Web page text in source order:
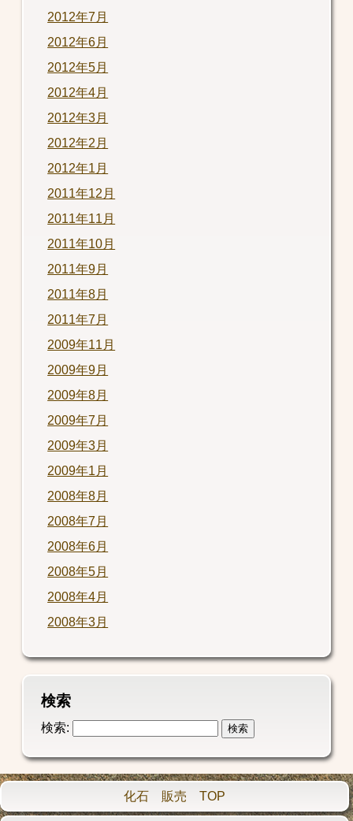
2012年7月
2012年6月
2012年5月
2012年4月
2012年3月
2012年2月
2012年1月
2011年12月
2011年11月
2011年10月
2011年9月
2011年8月
2011年7月
2009年11月
2009年9月
2009年8月
2009年7月
2009年3月
2009年1月
2008年8月
2008年7月
2008年6月
2008年5月
2008年4月
2008年3月
検索
検索:
化石 販売 TOP